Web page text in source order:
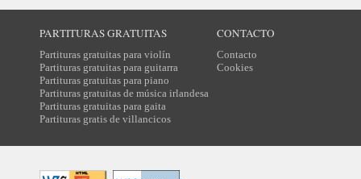
PARTITURAS GRATUITAS
Partituras gratuitas para violín
Partituras gratuitas para guitarra
Partituras gratuitas para piano
Partituras gratuitas de música irlandesa
Partituras gratuitas para gaita
Partituras gratis de villancicos
CONTACTO
Contacto
Cookies